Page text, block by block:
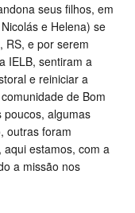
seus filhos, em
e Helena) se
RS, e por serem
IELB, sentiram a
e reiniciar a
de Bom
poucos, algumas
outras foram
aqui estamos, com a
a missão nos